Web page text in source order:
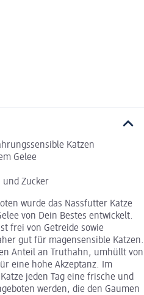
Katzen
Gelee
und Zucker
wurde das Nassfutter Katze
von Dein Bestes entwickelt.
frei von Getreide sowie
gut für magensensible Katzen.
Anteil an Truthahn, umhüllt von
eine hohe Akzeptanz. Im
jeden Tag eine frische und
werden, die den Gaumen